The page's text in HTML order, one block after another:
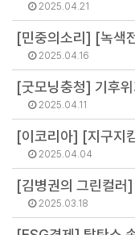
2025.04.21
2025.04.16
[굿모닝충청] 기후
2025.04.11
2025.04.04
2025.03.18